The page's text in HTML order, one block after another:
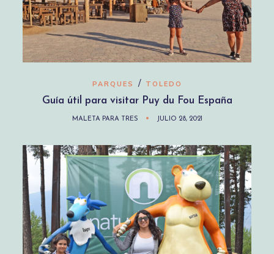
PARQUES / TOLEDO
Guía útil para visitar Puy du Fou España
MALETA PARA TRES JULIO 28, 2021